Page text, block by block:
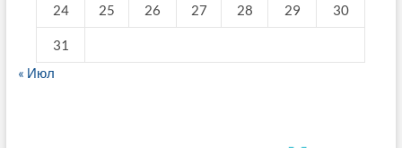
24 25 26 27 28 29 30
31
« Июл